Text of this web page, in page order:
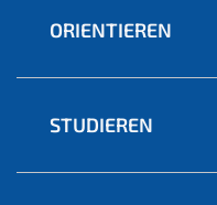
ORIENTIEREN
STUDIEREN